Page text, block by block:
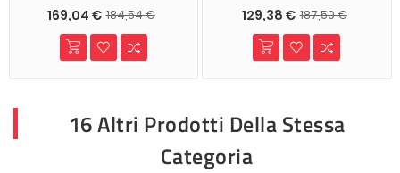
169,04 € 184,54 € 129,38 € 187,50 €
16 Altri Prodotti Della Stessa
Categoria